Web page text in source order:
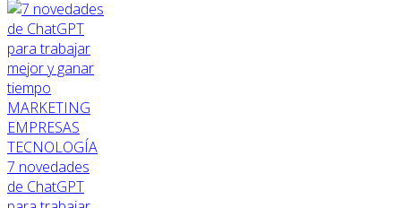
MARKETING
EMPRESAS
TECNOLOGÍA
7 novedades
de ChatGPT